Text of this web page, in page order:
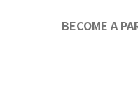
BECOME A